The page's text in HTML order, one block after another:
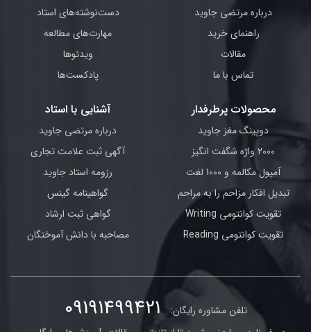
درباره مرتضی جاوید
راهنمای خرید
مقالات
تماس با ما
دست‌نوشته‌های استاد
مهارت‌های مطالعه
ویدئوها
پادکست‌ها
محصولات پرطرفدار
دوپینگ مغز جاوید
2000 واژه شگفت انگیز
آمپول مکالمه و 1000 لغت
تبدیل افکار مزاحم را به مراحم
تقویت کوانتومی Writing
تقویت کوانتومی Reading
آشنایی با استاد
درباره مرتضی جاوید
آگهی ثبت علامت تجاری
رزومه استاد جاوید
گواهینامه گینس
گواهی ثبت ارشاد
مصاحبه با دانش آموختگان
تلفن مشاوره رایگان: 09191499421